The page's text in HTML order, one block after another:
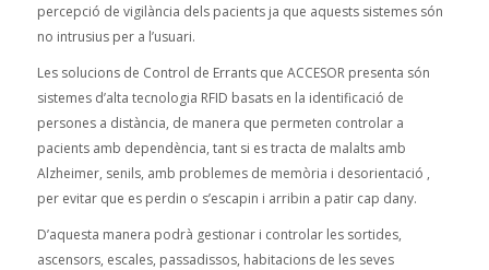
percepció de vigilància dels pacients ja que aquests sistemes són
no intrusius per a l’usuari.
Les solucions de Control de Errants que ACCESOR presenta són
sistemes d’alta tecnologia RFID basats en la identificació de
persones a distància, de manera que permeten controlar a
pacients amb dependència, tant si es tracta de malalts amb
Alzheimer, senils, amb problemes de memòria i desorientació ,
per evitar que es perdin o s’escapin i arribin a patir cap dany.
D’aquesta manera podrà gestionar i controlar les sortides,
ascensors, escales, passadissos, habitacions de les seves